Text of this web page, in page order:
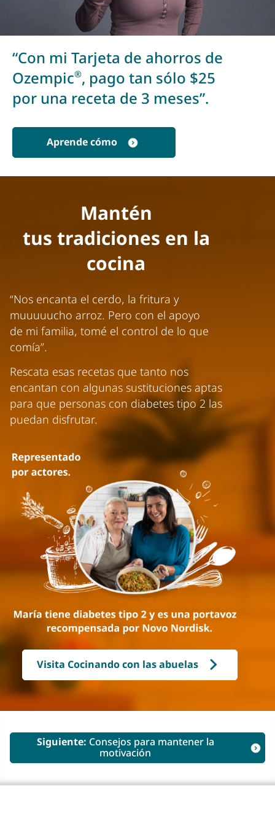
“Con mi Tarjeta de ahorros de
Ozempic®, pago tan sólo $25
por una receta de 3 meses”.
Aprende cómo
Mantén
tus tradiciones en la
cocina
“Nos encanta el cerdo, la fritura y
muuuuucho arroz. Pero con el apoyo
de mi familia, tomé el control de lo que
comía”.
Rescata esas recetas que tanto nos
encantan con algunas sustituciones aptas
para que personas con diabetes tipo 2 las
puedan disfrutar.
Visita Cocinando con las abuelas
Siguiente: Consejos para mantener la
motivación